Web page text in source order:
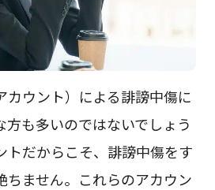
カウント）による誹謗中傷に
方も多いのではないでしょう
トだからこそ、誹謗中傷をす
ちません。これらのアカウン